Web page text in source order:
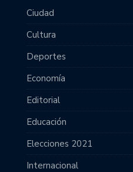
Ciudad
Cultura
Deportes
Economía
Editorial
Educación
Elecciones 2021
Internacional